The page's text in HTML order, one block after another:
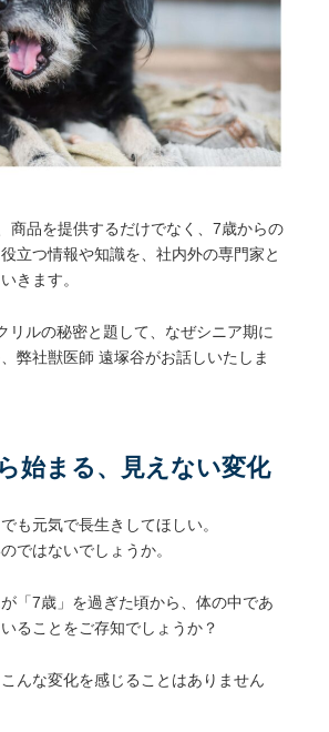
商品を提供するだけでなく、7歳からの
立つ情報や知識を、社内外の専門家と
きます。
リルの秘密と題して、なぜシニア期に
弊社獣医師 遠塚谷がお話しいたしま
始まる、見えない変化
も元気で長生きしてほしい。
ではないでしょうか。
「7歳」を過ぎた頃から、体の中であ
ることをご存知でしょうか？
んな変化を感じることはありません